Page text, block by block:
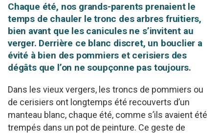
Chaque été, nos grands-parents prenaient le
temps de chauler le tronc des arbres fruitiers,
bien avant que les canicules ne s’invitent au
verger. Derrière ce blanc discret, un bouclier a
évité à bien des pommiers et cerisiers des
dégâts que l’on ne soupçonne pas toujours.
Dans les vieux vergers, les troncs de pommiers ou
de cerisiers ont longtemps été recouverts d’un
manteau blanc, chaque été, comme s’ils avaient été
trempés dans un pot de peinture. Ce geste de